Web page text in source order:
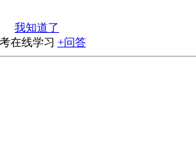
我知道了
在线学习 +问答